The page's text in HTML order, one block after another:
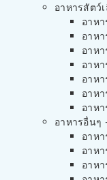
อาหารสัตว์
อาห
อาห
อาห
อาห
อาห
อาห
อาห
อาหารอื่นๆ
อาห
อาหา
อาห